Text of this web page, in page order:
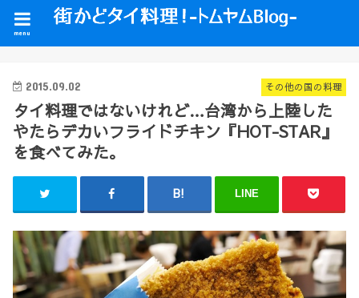
menu
その他の国の料理
2015.09.02
タイ料理ではないけれど…台湾から上陸した
やたらデカいフライドチキン『HOT-STAR』
を食べてみた。
LINE